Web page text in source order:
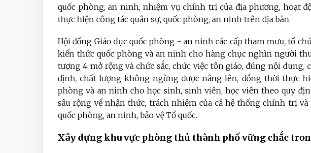
quốc phòng, an ninh, nhiệm vụ chính trị của địa phương, hoạt
thực hiện công tác quân sự, quốc phòng, an ninh trên địa bàn.
Hội đồng Giáo dục quốc phòng - an ninh các cấp tham mưu, tổ
kiến thức quốc phòng và an ninh cho hàng chục nghìn người
tượng 4 mở rộng và chức sắc, chức việc tôn giáo, đúng nội
định, chất lượng không ngừng được nâng lên, đồng thời thực
phòng và an ninh cho học sinh, sinh viên, học viên theo quy
sâu rộng về nhận thức, trách nhiệm của cả hệ thống chính trị
quốc phòng, an ninh, bảo vệ Tổ quốc.
Xây dựng khu vực phòng thủ thành phố vững chắc